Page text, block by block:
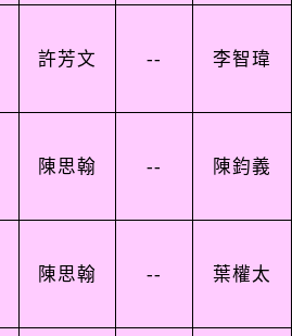
許芳文 -- 李智瑋
陳思翰 -- 陳鈞義
陳思翰 -- 葉權太